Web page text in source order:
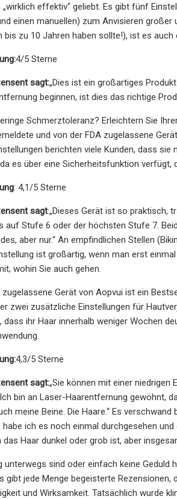
„wirklich effektiv“ geliebt. Es gibt fünf
einen manuellen) zum Anvisieren
bis zu 10 Jahren haben sollte!), ist es auch
4/5 Sterne
sagt:„Dies ist ein großartiges
beginnen, ist dies das richtige
Schmerztoleranz? Erleichtern Sie
und von der FDA zugelassene
berichten viele Kunden, dass
es über eine Sicherheitsfunktion verfügt,
: 4,1/5 Sterne
sagt:„Dieses Gerät ist so praktisch,
auf Stufe 6 oder der höchsten Stufe 7.
aber nur.“ An empfindlichen Stellen
ist großartig, wenn man erst
wohin Sie auch gehen.
zugelassene Gerät von Aopvui ist ein
zwei zusätzliche Einstellungen für
dass ihr Haar innerhalb weniger Wochen
4,3/5 Sterne
sagt:„Sie können mit einer niedrigen
bin an Laser-Haarentfernung gewöhnt,
meine Beine. Die Haare.“ Es
habe ich es noch einmal durchgesehen
das Haar dunkel oder grob ist, aber
unterwegs sind oder einfach keine
gibt jede Menge begeisterte
und Wirksamkeit. Tatsächlich wurde